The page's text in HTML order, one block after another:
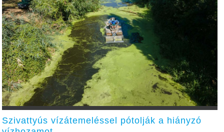
Szivattyús vízátemeléssel pótolják a hiányzó